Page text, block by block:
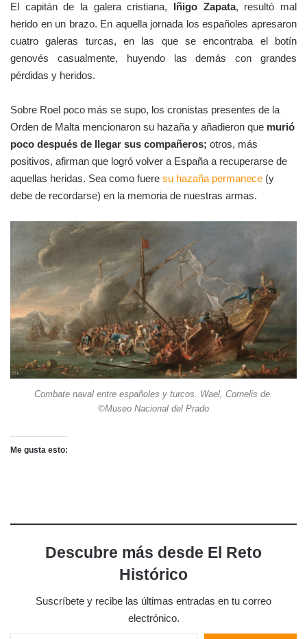
El capitán de la galera cristiana, Iñigo Zapata, resultó mal
herido en un brazo. En aquella jornada los españoles apresaron
cuatro galeras turcas, en las que se encontraba el botín
genovés casualmente, huyendo las demás con grandes
pérdidas y heridos.
Sobre Roel poco más se supo, los cronistas presentes de la
Orden de Malta mencionaron su hazaña y añadieron que murió
poco después de llegar sus compañeros; otros, más
positivos, afirman que logró volver a España a recuperarse de
aquellas heridas. Sea como fuere su hazaña permanece (y
debe de recordarse) en la memoria de nuestras armas.
Combate naval entre españoles y turcos. Wael, Cornelis de.
©Museo Nacional del Prado
Me gusta esto:
Descubre más desde El Reto
Histórico
Suscríbete y recibe las últimas entradas en tu correo
electrónico.
Escribe tu correo electrónico…